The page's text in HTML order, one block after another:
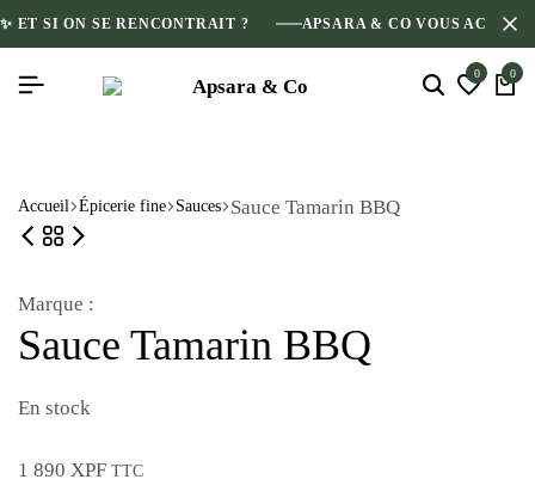
✨ ET SI ON SE RENCONTRAIT ? APSARA & CO VOUS
0 0
Accueil Épicerie fine Sauces Sauce Tamarin BBQ
Marque :
Sauce Tamarin BBQ
En stock
1 890 XPF TTC